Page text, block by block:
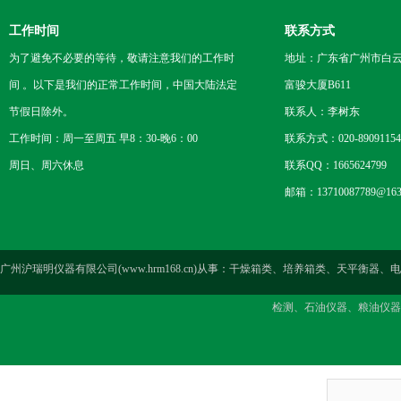
工作时间
为了避免不必要的等待，敬请注意我们的工作时
间 。以下是我们的正常工作时间，中国大陆法定
节假日除外。
工作时间：周一至周五 早8：30-晚6：00
周日、周六休息
联系方式
地址：广东省广州市白
富骏大厦B611
联系人：李树东
联系方式：020-89091154
联系QQ：1665624799
邮箱：
广州沪瑞明仪器有限公司(www.hrm168.cn)从事：干燥箱类、培养箱类、天平衡器
检测、石油仪器、粮油仪